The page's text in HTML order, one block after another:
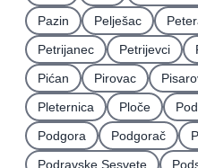
Pazin
Pelješac
Petrijanec
Petrijevci
Pićan
Pirovac
Pleternica
Ploče
Podgora
Podgorač
Podravske Sesvete